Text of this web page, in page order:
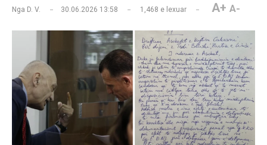
Nga D. V. 30.06.2026 13:58 1,468 e lexuar A+ A-